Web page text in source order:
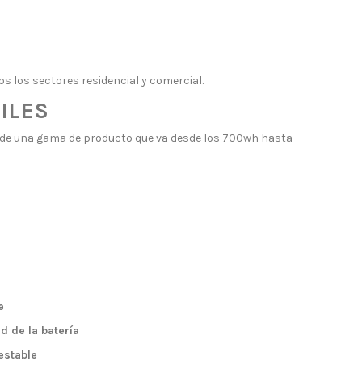
los sectores residencial y comercial.
una gama de producto que va desde los 700wh hasta
de la batería